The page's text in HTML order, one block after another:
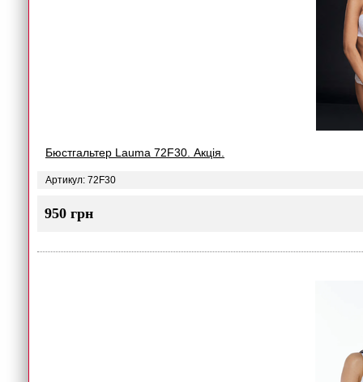
Бюстгальтер Lauma 72F30. Акція.
Артикул: 72F30
950 грн